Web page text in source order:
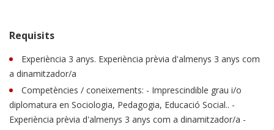
Requisits
Experiència 3 anys. Experiència prèvia d'almenys 3 anys com
a dinamitzador/a
Competències / coneixements: - Imprescindible grau i/o
diplomatura en Sociologia, Pedagogia, Educació Social.. -
Experiència prèvia d'almenys 3 anys com a dinamitzador/a -